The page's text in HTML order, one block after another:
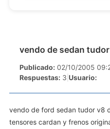
vendo de sedan
Publicado: 02/10/2005
Respuestas: 3 Usuario:
vendo de ford sedan tudor v8
tensores cardan y frenos